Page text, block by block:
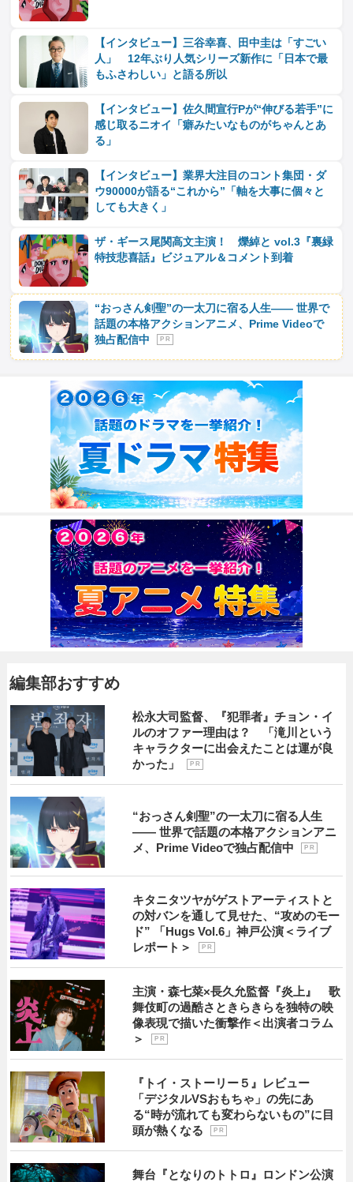
【インタビュー】三谷幸喜、田中圭は「すごい
人」 12年ぶり人気シリーズ新作に「日本で最
もふさわしい」と語る所以
【インタビュー】佐久間宣行Pが“伸びる若手”に
感じ取るニオイ「癖みたいなものがちゃんとあ
る」
【インタビュー】業界大注目のコント集団・ダ
ウ90000が語る“これから”「軸を大事に個々と
しても大きく」
ザ・ギース尾関高文主演！ 爍綽と vol.3『裏緑
特技悲喜話』ビジュアル＆コメント到着
“おっさん剣聖”の一太刀に宿る人生―― 世界で
話題の本格アクションアニメ、Prime Videoで
独占配信中
P R
編集部おすすめ
松永大司監督、『犯罪者』チョン・イ
ルのオファー理由は？ 「滝川という
キャラクターに出会えたことは運が良
かった」
P R
“おっさん剣聖”の一太刀に宿る人生
―― 世界で話題の本格アクションアニ
メ、Prime Videoで独占配信中
P R
キタニタツヤがゲストアーティストと
の対バンを通して見せた、“攻めのモー
ド” 「Hugs Vol.6」神戸公演＜ライブ
レポート＞
P R
主演・森七菜×長久允監督『炎上』 歌
舞伎町の過酷さときらきらを独特の映
像表現で描いた衝撃作＜出演者コラム
＞
P R
『トイ・ストーリー５』レビュー
「デジタルVSおもちゃ」の先にあ
る“時が流れても変わらないもの”に目
頭が熱くなる
P R
舞台『となりのトトロ』ロンドン公演